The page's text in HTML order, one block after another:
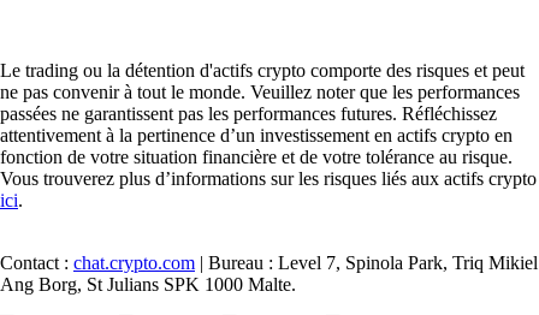
Le trading ou la détention d'actifs crypto comporte des risques et peut
ne pas convenir à tout le monde. Veuillez noter que les performances
passées ne garantissent pas les performances futures. Réfléchissez
attentivement à la pertinence d’un investissement en actifs crypto en
fonction de votre situation financière et de votre tolérance au risque.
Vous trouverez plus d’informations sur les risques liés aux actifs crypto
ici.
Contact : chat.crypto.com | Bureau : Level 7, Spinola Park, Triq Mikiel
Ang Borg, St Julians SPK 1000 Malte.